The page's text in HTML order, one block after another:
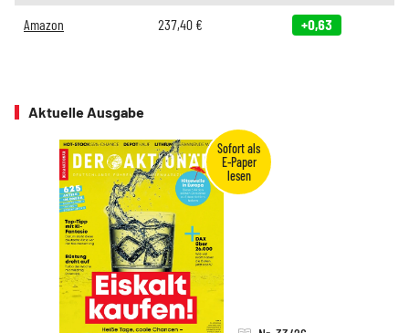
Amazon 237,40 € +0,63
Aktuelle Ausgabe